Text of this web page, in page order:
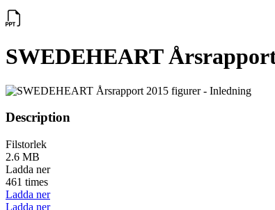
SWEDEHEART
Description
Filstorlek
2.6 MB
Ladda ner
461 times
Ladda ner
Ladda ner